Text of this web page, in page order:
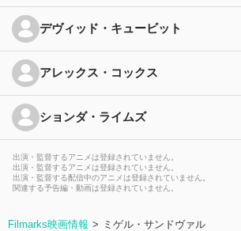
デヴィッド・キュービット
アレックス・コックス
ションダ・ライムズ
出演・監督するアニメは登録されていません。
出演・監督するアニメは登録されていません。
出演・監督する配信中のアニメは登録されていません。
関連する予告編・動画は登録されていません。
Filmarks映画情報 ミゲル・サンドヴァル